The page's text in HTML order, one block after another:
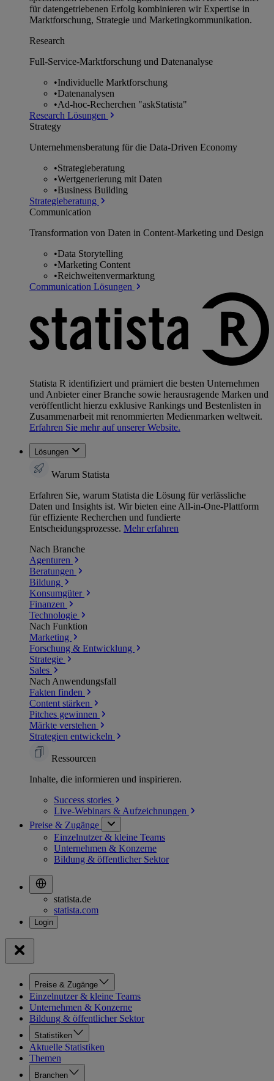
für datengetriebenen Erfolg kombinieren wir Expertise in
Marktforschung, Strategie und Marketingkommunikation.
Research
Full-Service-Marktforschung und Datenanalyse
•Individuelle Marktforschung
•Datenanalysen
•Ad-hoc-Recherchen "askStatista"
Research Lösungen
Strategy
Unternehmens­beratung für die Data-Driven Economy
•Strategieberatung
•Wertgenerierung mit Daten
•Business Building
Strategieberatung
Communication
Transformation von Daten in Content-Marketing und Design
•Data Storytelling
•Marketing Content
•Reichweitenvermarktung
Communication Lösungen
Statista R identifiziert und prämiert die besten Unternehmen
und Anbieter einer Branche sowie herausragende Marken und
veröffentlicht hierzu exklusive Rankings und Bestenlisten in
Zusammenarbeit mit renommierten Medienmarken weltweit.
Erfahren Sie mehr auf unserer Website.
Lösungen
Warum Statista
Erfahren Sie, warum Statista die Lösung für verlässliche
Daten und Insights ist. Wir bieten eine All-in-One-Plattform
für effiziente Recherchen und fundierte
Entscheidungsprozesse. Mehr erfahren
Nach Branche
Agenturen
Beratungen
Bildung
Konsumgüter
Finanzen
Technologie
Nach Funktion
Marketing
Forschung & Entwicklung
Strategie
Sales
Nach Anwendungsfall
Fakten finden
Content stärken
Pitches gewinnen
Märkte verstehen
Strategien entwickeln
Ressourcen
Inhalte, die informieren und inspirieren.
Success stories
Live-Webinars & Aufzeichnungen
Preise & Zugänge
Einzelnutzer & kleine Teams
Unternehmen & Konzerne
Bildung & öffentlicher Sektor
statista.de
statista.com
Preise & Zugänge
Einzelnutzer & kleine Teams
Unternehmen & Konzerne
Bildung & öffentlicher Sektor
Statistiken
Aktuelle Statistiken
Themen
Branchen